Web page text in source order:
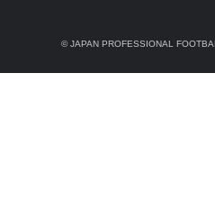
© JAPAN PROFESSIONAL